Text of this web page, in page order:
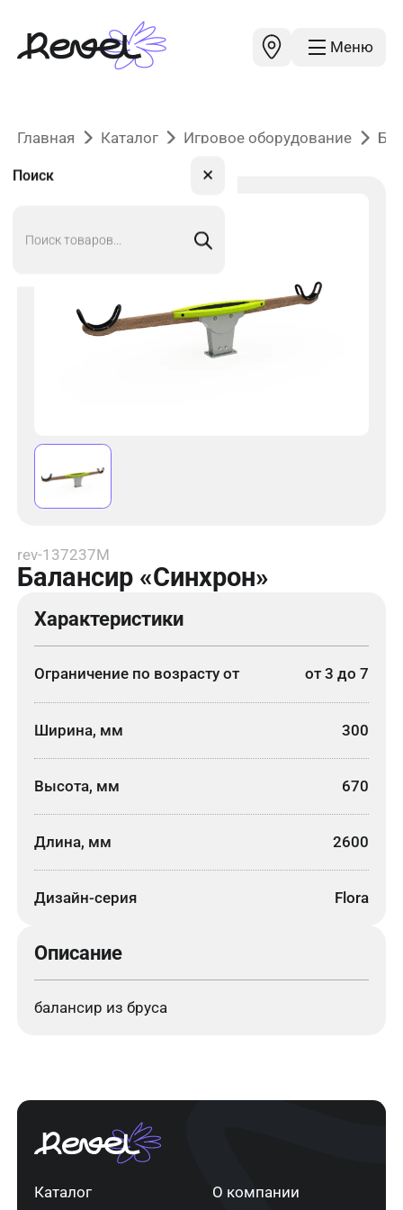
Меню
Поиск ✕
Главная Каталог Игровое оборудование
rev-137237M
Балансир «Синхрон»
Характеристики
Ограничение по возрасту от от 3 до 7
Ширина, мм 300
Высота, мм 670
Длина, мм 2600
Дизайн-серия Flora
Описание
балансир из бруса
Каталог О компании